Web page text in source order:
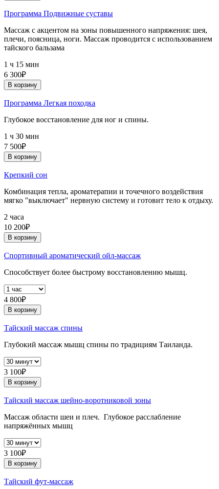
Программа Подвижные суставы
Массаж с акцентом на зоны повышенного напряжения: шея,
плечи, поясница, ноги. Массаж проводится с использованием
тайского бальзама
1 ч 15 мин
6 300₽
В корзину
Программа Легкая походка
Глубокое восстановление для ног и спины.
1 ч 30 мин
7 500₽
В корзину
Крепкий сон
Комбинация тепла, ароматерапии и точечного воздействия
мягко "выключает" нервную систему и готовит тело к отдыху.
2 часа
10 200₽
В корзину
Спортивный ароматический ойл-массаж
Способствует более быстрому восстановлению мышц.
4 800₽
В корзину
Тайский массаж спины
Глубокий массаж мышц спины по традициям Таиланда.
3 100₽
В корзину
Тайский массаж шейно-воротниковой зоны
Массаж области шеи и плеч. Глубокое расслабление
напряжённых мышц
3 100₽
В корзину
Тайский фут-массаж